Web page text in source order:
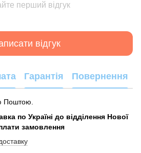
перший відгук
відгук
Гарантія Повернення
Поштою.
по Україні до відділення Нової
замовлення